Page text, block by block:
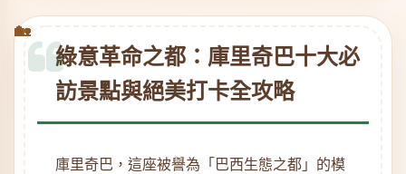
綠意革命之都：庫里奇巴十大必
訪景點與絕美打卡全攻略
庫里奇巴，這座被譽為「巴西生態之都」的模